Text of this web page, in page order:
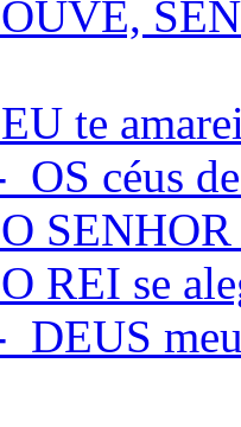
OUVE,
EU te
OS céus
O SENHOR
O REI se
DEUS